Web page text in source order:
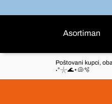
Asortiman
Poštovani kupci,
˖°𓇼🌊⋆🐚🫧